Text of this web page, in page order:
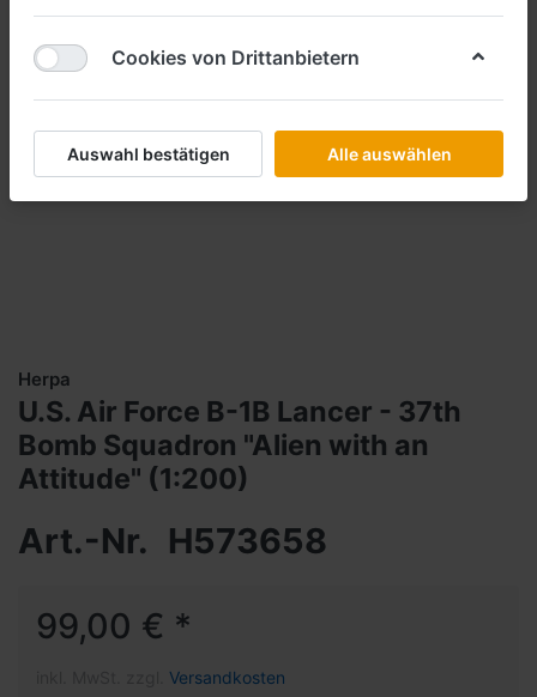
Herpa
U.S. Air Force B-1B Lancer - 37th
Bomb Squadron "Alien with an
Attitude" (1:200)
Art.-Nr. H573658
99,00 € *
Versandkosten
Cookies von Drittanbietern
Auswahl bestätigen Alle auswählen